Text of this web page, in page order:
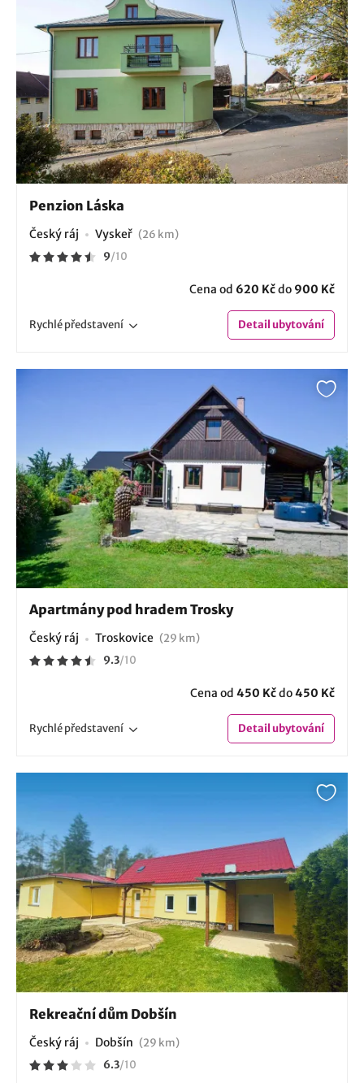
Penzion Láska
Český ráj Vyskeř (26 km)
9/10
Cena od 620 Kčdo 900 Kč
Rychlépředstavení Detailubytování
Apartmány pod hradem Trosky
Český ráj Troskovice (29 km)
9.3/10
Cena od 450 Kčdo450 Kč
Rychlépředstavení Detailubytování
Rekreační dům Dobšín
Český ráj Dobšín (29 km)
6.3/10